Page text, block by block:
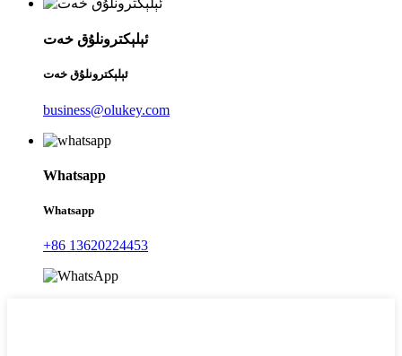
ئېلېكترونلۇق خەت
ئېلېكترونلۇق خەت
business@olukey.com
Whatsapp
Whatsapp
+86 13620224453